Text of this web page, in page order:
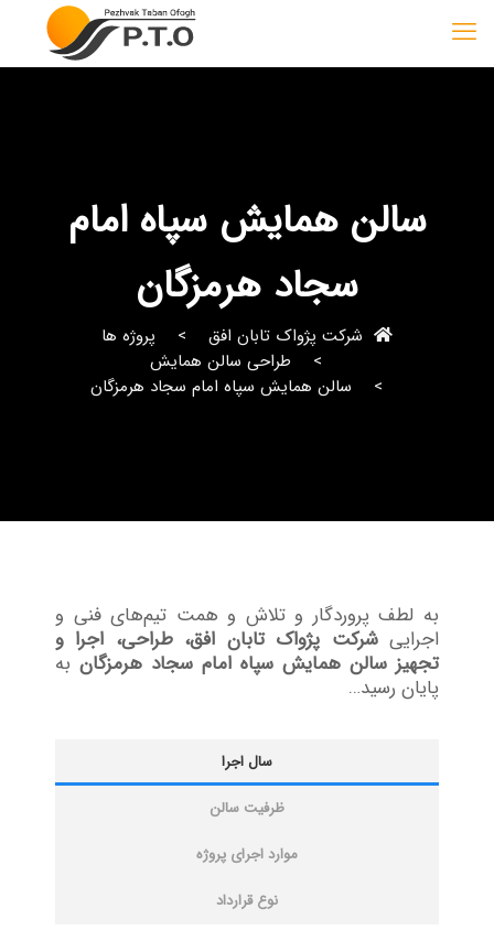
سالن همایش سپاه امام
سجاد هرمزگان
شرکت پژواک تابان افق
پروژه ها
طراحی سالن همایش
سالن همایش سپاه امام سجاد هرمزگان
به لطف پروردگار و تلاش و همت تیم‌های فنی و
اجراییشرکت پژواک تابان افق، طراحی، اجرا و
تجهیز سالن همایش سپاه امام سجاد هرمزگان به
پایان رسید…
سال اجرا
ظرفیت سالن
موارد اجرای پروژه
نوع قرارداد